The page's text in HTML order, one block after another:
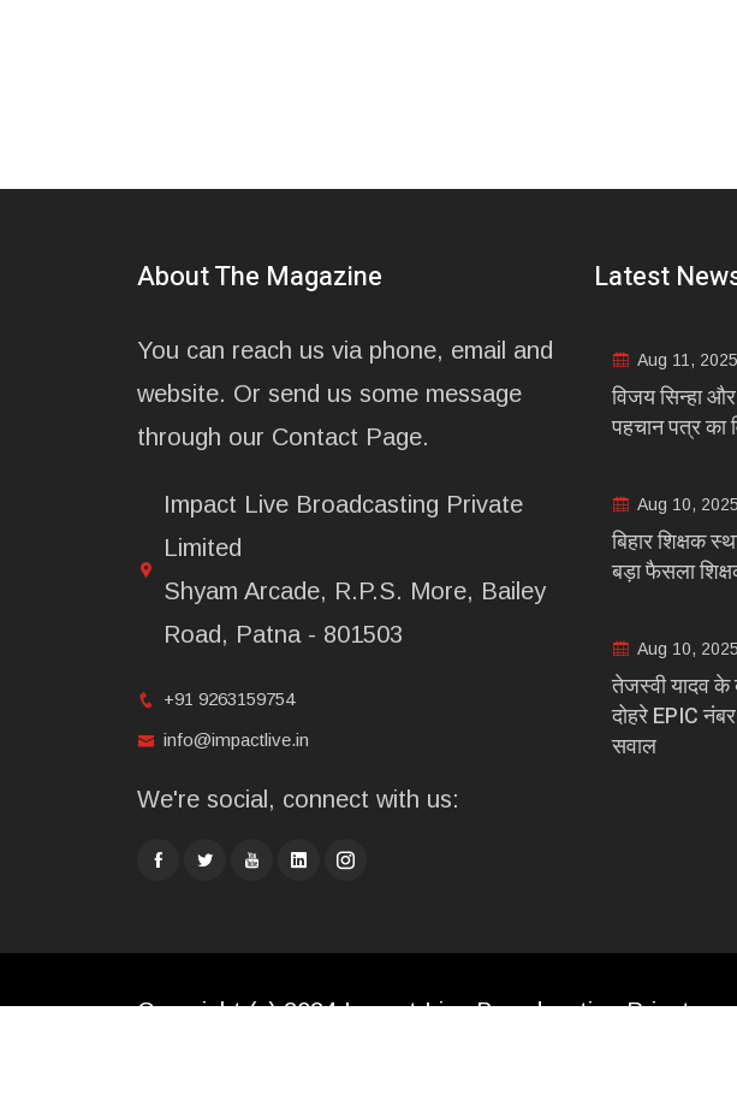
About The Magazine
You can reach us via phone, email and
website. Or send us some message
through our Contact Page.
Impact Live Broadcasting Private
Limited
Shyam Arcade, R.P.S. More, Bailey
Road, Patna - 801503
+91 9263159754
info@impactlive.in
We're social, connect with us:
Latest
Aug 11, 2025
विजय सिन्हा
पहचान पत्र का
Aug 10, 2025
बिहार शिक्षक
बड़ा फैसला
Aug 10, 2025
तेजस्वी यादव के
दोहरे EPIC
सवाल
Copyright (c) 2024 Impact Live Broadcasting Private